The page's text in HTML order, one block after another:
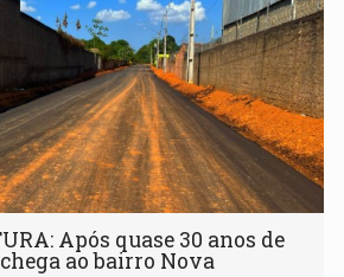
Após quase 30 anos de
ao bairro Nova